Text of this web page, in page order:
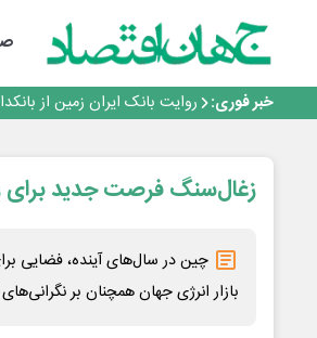
خبر فوری:
سرپرست اداره کل روابط
اجرای برنامه تحول بانک با
روایت بانک ایران زمین از
پیام مدیرعامل بانک توسعه تعاون به مناسبت ۱۵
سرپرست اداره کل روابط
اجرای برنامه تحول بانک با
بانک مهر ایران بیش از ۷۰ میلیارد تومان به برنامه‌های مسئولیت اجتماعی اختصاص داد
زغال‌سنگ فرصت جدید برای
چین در سال‌های آینده، فضایی
بازار انرژی جهان همچنان بر